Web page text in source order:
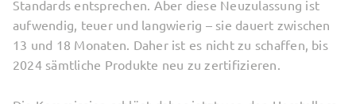
Standards entsprechen. Aber diese Neuzulassung ist
aufwendig, teuer und langwierig – sie dauert zwischen
13 und 18 Monaten. Daher ist es nicht zu schaffen, bis
2024 sämtliche Produkte neu zu zertifizieren.